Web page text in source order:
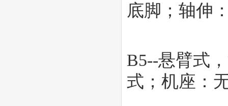
底脚；轴伸
B5--悬臂式
式；机座：